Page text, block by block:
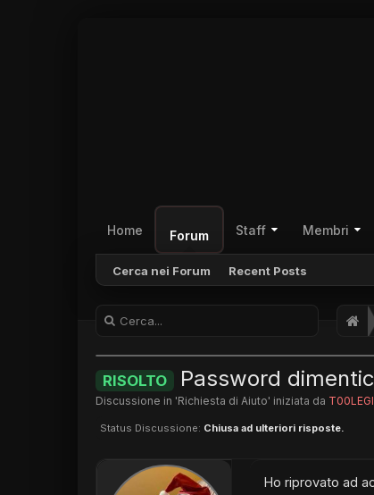
Home Forum
Cerca nei Forum Recent Posts
Staff Membri
RISOLTO Password
Discussione in 'Richiesta di Aiuto' iniziata da
Status Discussione: Chiusa ad ulteriori risposte.
Ho riprovato ad